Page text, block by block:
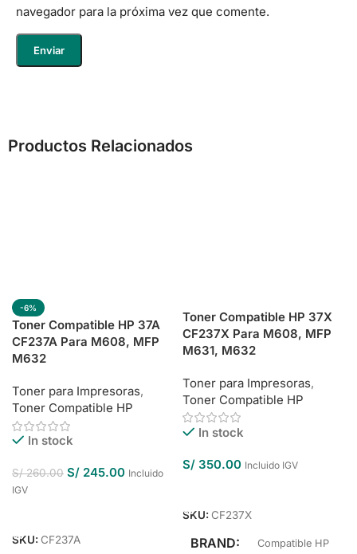
navegador para la próxima vez que comente.
Productos Relacionados
-6%
Toner Compatible HP 37A
CF237A Para M608, MFP
M632
Toner para Impresoras,
Toner Compatible HP
In stock
S/260.00 S/ 245.00 Incluido
IGV
SKU: CF237A
Toner Compatible HP 37X
CF237X Para M608, MFP
M631, M632
Toner para Impresoras,
Toner Compatible HP
In stock
S/ 350.00 Incluido IGV
SKU: CF237X
BRAND Compatible HP